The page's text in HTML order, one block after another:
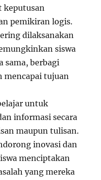
keputusan
pemikiran logis.
dilaksanakan
siswa
sama, berbagi
mencapai tujuan
untuk
informasi secara
maupun tulisan.
inovasi dan
menciptakan
yang mereka